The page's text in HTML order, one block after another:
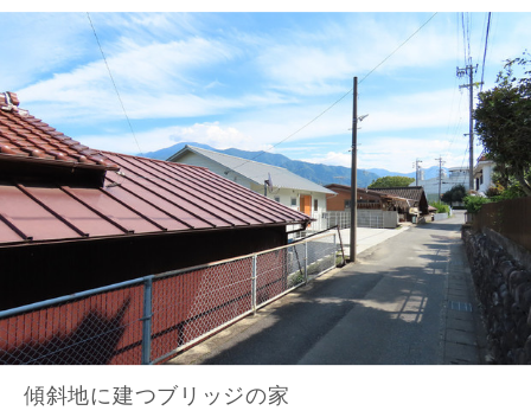
傾斜地に建つブリッジの家